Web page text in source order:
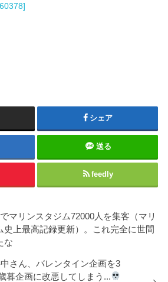
シェア
送る
feedly
マリンスタジム72000人を集客（マリ
史上最高記録更新）。これ完全に世間
な
中さん、バレンタイン企画を3
暮企画に改悪してしまう...